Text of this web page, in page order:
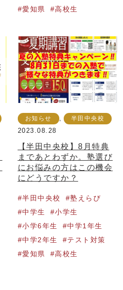
愛知県
高校生
お知らせ , 半田中央校
2023.08.28
【半田中央校】8月特典
まであとわずか。塾選び
にお悩みの方はこの機会
にどうですか？
半田中央校
塾えらび
中学生
小学生
小学6年生
中学1年生
中学2年生
テスト対策
愛知県
高校生